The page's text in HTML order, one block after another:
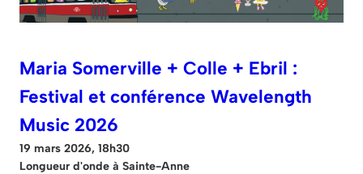
Maria Somerville + Colle + Ebril :
Festival et conférence Wavelength
Music 2026
19 mars 2026, 18h30
Longueur d'onde à Sainte-Anne